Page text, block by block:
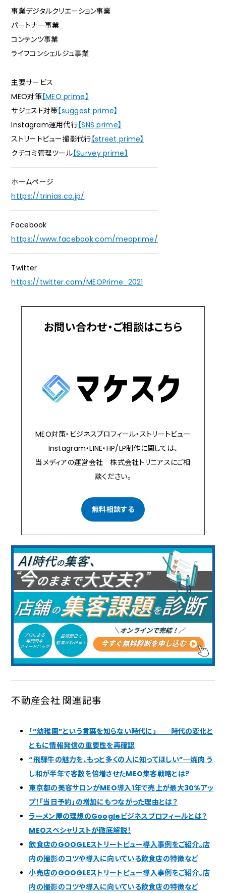
事業デジタルクリエーション事業
パートナー事業
コンテンツ事業
ライフコンシェルジュ事業
主要サービス
MEO対策【MEO prime】
サジェスト対策【suggest prime】
Instagram運用代行【SNS prime】
ストリートビュー撮影代行【street prime】
クチコミ管理ツール【Survey prime】
ホームページ
https://trinias.co.jp/
Facebook
https://www.facebook.com/meoprime/
Twitter
https://twitter.com/MEOPrime_2021
お問い合わせ・ご相談はこちら
MEO対策・ビジネスプロフィール・ストリートビュー
Instagram・LINE・HP/LP制作に関しては、
当メディアの運営会社 株式会社トリニアスにご相
談ください。
無料相談する
不動産会社 関連記事
「“幼稚園”という言葉を知らない時代に」──時代の変化と
ともに情報発信の重要性を再確認
“飛騨牛の魅力を、もっと多くの人に知ってほしい”─焼肉 う
し和が半年で客数を倍増させたMEO集客戦略とは?
東京都の美容サロンがMEO導入1年で売上が最大30%アッ
プ！「当日予約」の増加にもつながった理由とは？
ラーメン屋の理想のGoogleビジネスプロフィールとは？
MEOスペシャリストが徹底解説！
飲食店のGOOGLEストリートビュー導入事例をご紹介。店
内の撮影のコツや導入に向いている飲食店の特徴など
小売店のGOOGLEストリートビュー導入事例をご紹介。店
内の撮影のコツや導入に向いている飲食店の特徴など